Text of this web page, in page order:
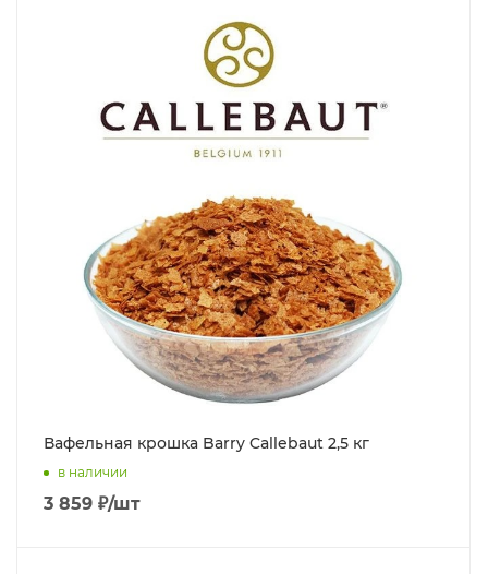
Вафельная крошка Barry Callebaut 2,5 кг
в наличии
3 859 ₽/шт